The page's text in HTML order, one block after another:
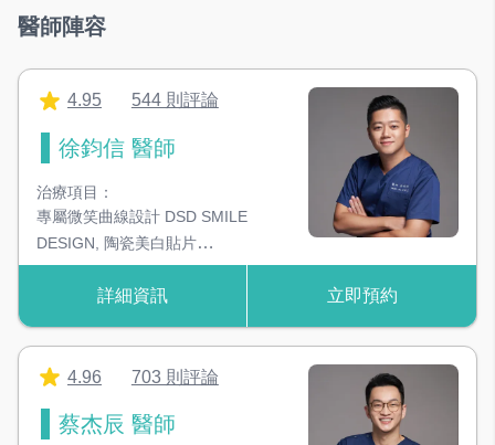
輔助治療計畫，讓病患透了解治療的前後變化
獨立手術室
＃設備類別
器械消毒鍋
超音波洗淨機
去除器械上細微死角的髒污
醫師陣容
4.95 544 則評論
徐鈞信 醫師
治療項目：
專屬微笑曲線設計 DSD SMILE
DESIGN
陶瓷美白貼片
VENEER,隱適美 隱形矯正
INVISALIGN,高仿真假牙贋復
位植牙重建 IMPLANT,高透超薄
原生感貼片
擬真植牙假牙贗復
詳細資訊 立即預約
4.96 703 則評論
蔡杰辰 醫師